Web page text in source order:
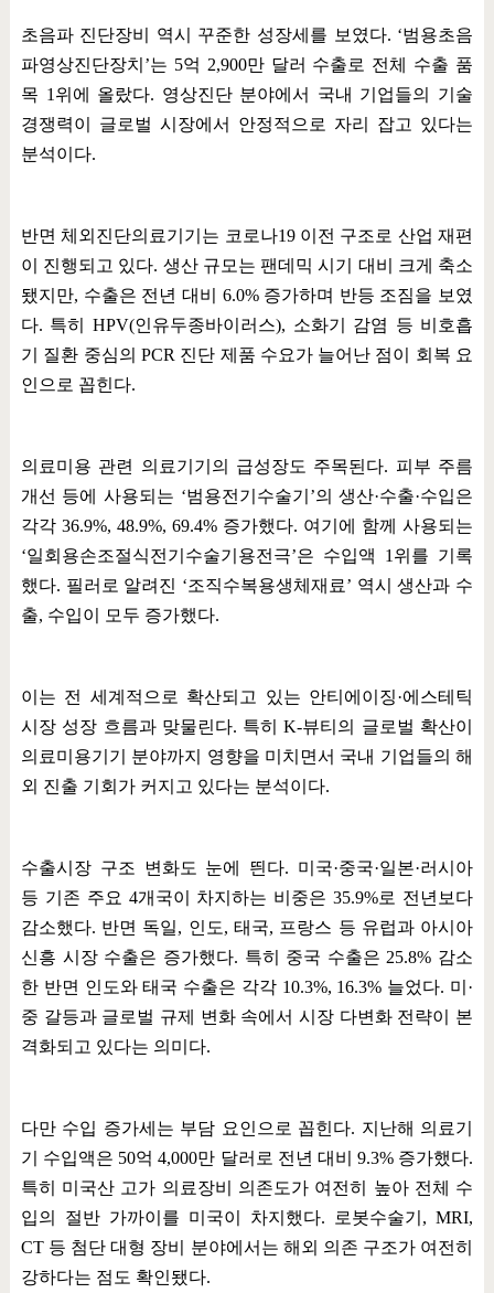
초음파 진단장비 역시 꾸준한 성장세를 보였다. ‘범용초음
파영상진단장치 ’는 5억 2,900만 달러 수출로 전체 수출 품
목 1 위에 올랐다. 영상진단 분야에서 국내 기업들의 기술
경쟁력이 글로벌 시장에서 안정적으로 자리 잡고 있다는
분석이다.
반면 체외진단의료기기는 코로나19 이전 구조로 산업 재편
이 진행되고 있다. 생산 규모는 팬데믹 시기 대비 크게 축소
됐지만, 수출은 전년 대비 6.0% 증가하며 반등 조짐을 보였
다. 특히 HPV(인유두종바이러스), 소화기 감염 등 비호흡
기 질환 중심의 PCR 진단 제품 수요가 늘어난 점이 회복 요
인으로 꼽힌다.
의료미용 관련 의료기기의 급성장도 주목된다. 피부 주름
개선 등에 사용되는 ‘범용전기수술기 ’의 생산·수출·수입은
각각 36.9%, 48.9%, 69.4% 증가했다. 여기에 함께 사용되는
‘일회용손조절식전기수술기용전극’은 수입액 1 위를 기록
했다. 필러로 알려진 ‘조직수복용생체재료’ 역시 생산과 수
출, 수입이 모두 증가했다.
이는 전 세계적으로 확산되고 있는 안티에이징·에스테틱
시장 성장 흐름과 맞물린다. 특히K-뷰티의 글로벌 확산이
의료미용기기 분야까지 영향을 미치면서 국내 기업들의 해
외 진출 기회가 커지고 있다는 분석이다.
수출시장 구조 변화도 눈에 띈다. 미국·중국·일본·러시아
등 기존 주요 4개국이 차지하는 비중은35.9%로 전년보다
감소했다. 반면 독일, 인도,태국, 프랑스 등 유럽과 아시아
신흥 시장 수출은 증가했다. 특히 중국 수출은 25.8% 감소
한 반면 인도와 태국 수출은 각각 10.3%, 16.3% 늘었다. 미 ·
중 갈등과 글로벌 규제 변화 속에서 시장 다변화 전략이 본
격화되고 있다는 의미다.
다만 수입 증가세는 부담 요인으로 꼽힌다. 지난해 의료기
기 수입액은 50억4,000만 달러로 전년 대비 9.3% 증가했다.
특히 미국산 고가 의료장비 의존도가 여전히 높아 전체 수
입의 절반 가까이를 미국이 차지했다. 로봇수술기 , MRI,
CT 등 첨단 대형 장비 분야에서는 해외 의존 구조가 여전히
강하다는 점도 확인됐다.